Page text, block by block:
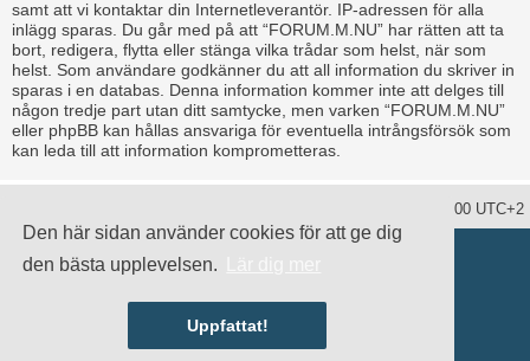
Den här sidan använder cookies för att ge dig
den bästa upplevelsen.
Uppfattat!
samt att vi kontaktar din Internetleverantör. IP-adressen för alla
inlägg sparas. Du går med på att “FORUM.M.NU” har rätten att ta
bort, redigera, flytta eller stänga vilka trådar som helst, när som
helst. Som användare godkänner du att all information du skriver in
sparas i en databas. Denna information kommer inte att delges till
någon tredje part utan ditt samtycke, men varken “FORUM.M.NU”
eller phpBB kan hållas ansvariga för eventuella intrångsförsök som
kan leda till att information komprometteras.
Alla tidsangivelser är UTC+02:00 UTC+2
Swedish translation byphpBB Sweden
Användarvillkor